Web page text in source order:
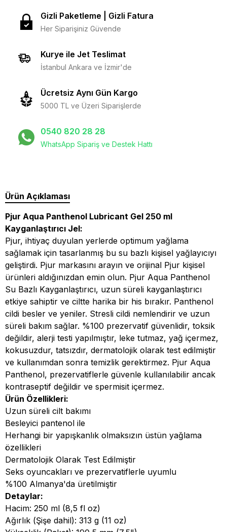
Gizli Paketleme | Gizli Fatura
Her Siparişiniz Güvende
Kurye ile Jet Teslimat
İstanbul Ankara ve İzmir'de
Ücretsiz Aynı Gün Kargo
5000 TL ve Üzeri Siparişlerde
0540 820 28 28
WhatsApp Sipariş ve Destek Hattı
Ürün Açıklaması
Pjur Aqua Panthenol Lubricant Gel 250 ml
Kayganlaştırıcı Jel:
Pjur, ihtiyaç duyulan yerlerde optimum yağlama
sağlamak için tasarlanmış bu su bazlı kişisel yağlayıcıyı
geliştirdi. Pjur markasını arayın ve orijinal Pjur kişisel
ürünleri aldığınızdan emin olun. Pjur Aqua Panthenol
Su Bazlı Kayganlaştırıcı, uzun süreli kayganlaştırıcı
etkiye sahiptir ve ciltte harika bir his bırakır. Panthenol
cildi besler ve yeniler. Stresli cildi nemlendirir ve uzun
süreli bakım sağlar. %100 prezervatif güvenlidir, toksik
değildir, alerji testi yapılmıştır, leke tutmaz, yağ içermez,
kokusuzdur, tatsızdır, dermatolojik olarak test edilmiştir
ve kullanımdan sonra temizlik gerektirmez. Pjur Aqua
Panthenol, prezervatiflerle güvenle kullanılabilir ancak
kontraseptif değildir ve spermisit içermez.
Ürün Özellikleri:
Uzun süreli cilt bakımı
Besleyici pantenol ile
Herhangi bir yapışkanlık olmaksızın üstün yağlama
özellikleri
Dermatolojik Olarak Test Edilmiştir
Seks oyuncakları ve prezervatiflerle uyumlu
%100 Almanya'da üretilmiştir
Detaylar:
Hacim: 250 ml (8,5 fl oz)
Ağırlık (Şişe dahil): 313 g (11 oz)